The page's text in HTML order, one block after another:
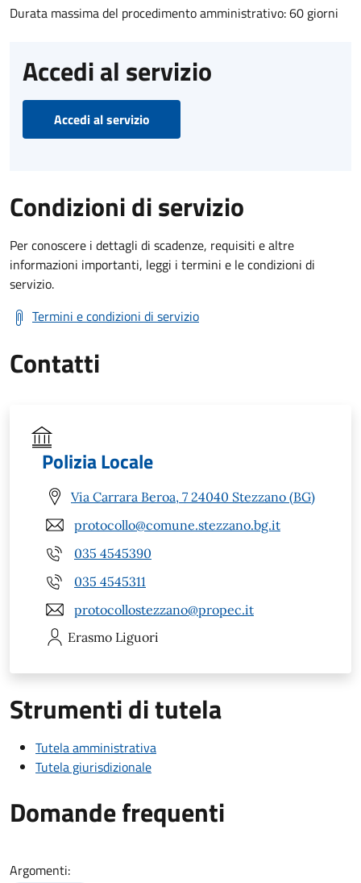
Durata massima del procedimento amministrativo: 60 giorni
Accedi al servizio
Accedi al servizio
Condizioni di servizio
Per conoscere i dettagli di scadenze, requisiti e altre
informazioni importanti, leggi i termini e le condizioni di
servizio.
Termini e condizioni di servizio
Contatti
Polizia Locale
Via Carrara Beroa, 7 24040 Stezzano (BG)
protocollo@comune.stezzano.bg.it
035 4545390
035 4545311
protocollostezzano@propec.it
Erasmo Liguori
Strumenti di tutela
Tutela amministrativa
Tutela giurisdizionale
Domande frequenti
Argomenti: